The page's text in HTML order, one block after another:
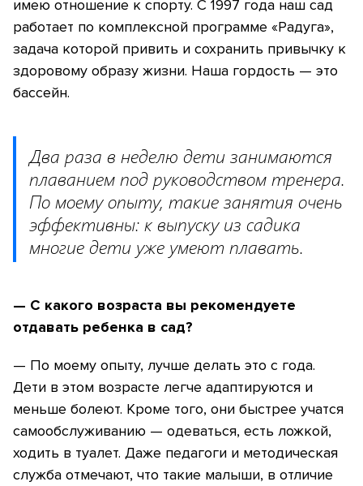
имею отношение к спорту. С 1997 года наш сад
работает по комплексной программе «Радуга»,
задача которой привить и сохранить привычку к
здоровому образу жизни. Наша гордость — это
бассейн.
Два раза в неделю дети занимаются
плаванием под руководством тренера.
По моему опыту, такие занятия очень
эффективны: к выпуску из садика
многие дети уже умеют плавать.
— С какого возраста вы рекомендуете
отдавать ребенка в сад?
— По моему опыту, лучше делать это с года.
Дети в этом возрасте легче адаптируются и
меньше болеют. Кроме того, они быстрее учатся
самообслуживанию — одеваться, есть ложкой,
ходить в туалет. Даже педагоги и методическая
служба отмечают, что такие малыши, в отличие